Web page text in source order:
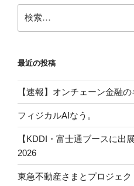
ー
ジ
り
索:
最近の投稿
【速報】オンチェーン金融
フィジカルAIなう。
【KDDI・富士通ブースに出
2026
東急不動産さまとプロジェク